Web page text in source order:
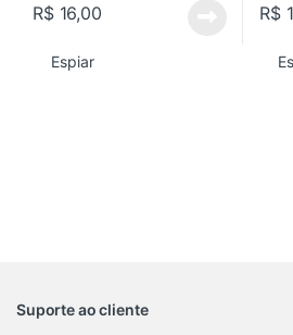
R$16,00
Espiar
R$
Suporte ao cliente